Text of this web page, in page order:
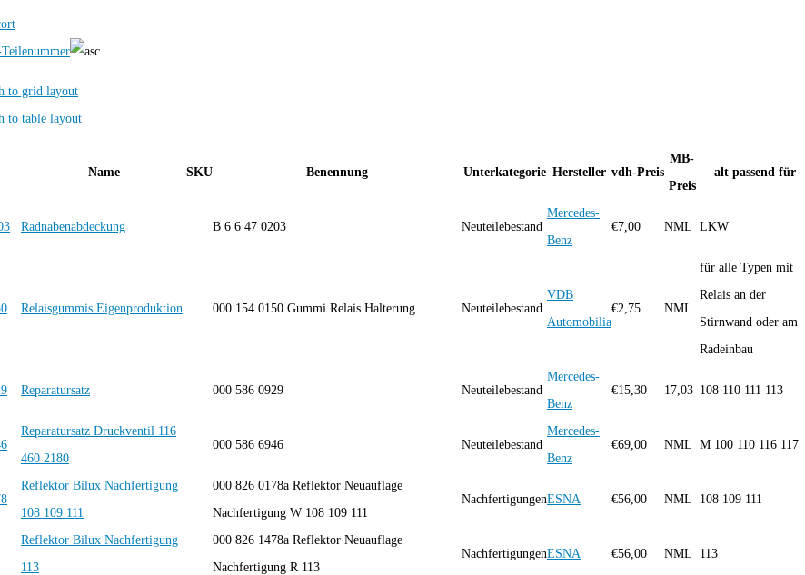
Name SKU Benennung Unterkategorie Hersteller vdh-Preis
MB-
Preis
alt passend für
Radnabenabdeckung B 6 6 47 0203 Neuteilebestand
Mercedes-
Benz
€7,00 NML LKW
Relaisgummis Eigenproduktion 000 154 0150 Gummi Relais Halterung Neuteilebestand
VDB
Automobilia
€2,75 NML
für alle Typen mit
Relais an der
Stirnwand oder am
Radeinbau
Reparatursatz 000 586 0929 Neuteilebestand
Mercedes-
Benz
€15,30 17,03 108 110 111 113
Reparatursatz Druckventil 116
460 2180
000 586 6946 Neuteilebestand
Mercedes-
Benz
€69,00 NML M 100 110 116 117
Reflektor Bilux Nachfertigung
108 109 111
000 826 0178a Reflektor Neuauflage
Nachfertigung W 108 109 111
NachfertigungenESNA €56,00 NML 108 109 111
Reflektor Bilux Nachfertigung
113
000 826 1478a Reflektor Neuauflage
Nachfertigung R 113
NachfertigungenESNA €56,00 NML 113